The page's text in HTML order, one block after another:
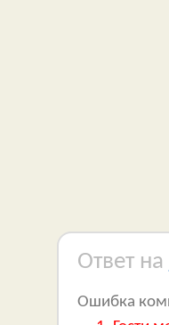
Ответ на
Ошибка